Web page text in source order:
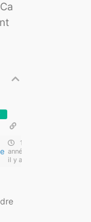
12
années
il y a